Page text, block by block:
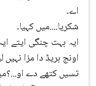
اے۔
شکریا....میں کہیا۔
ایہ بہت چنگی ایتے
اونج بریڈ دا مزا نہیں
تسیں کتھے دے